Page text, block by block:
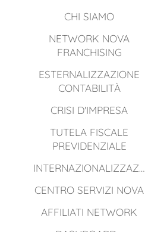
CHI SIAMO
NETWORK NOVA
FRANCHISING
ESTERNALIZZAZIONE
CONTABILITÀ
CRISI D'IMPRESA
TUTELA FISCALE
PREVIDENZIALE
INTERNAZIONALIZZAZIONE
CENTRO SERVIZI NOVA
AFFILIATI NETWORK